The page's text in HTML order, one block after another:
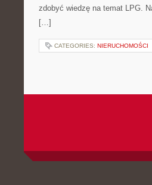
zdobyć wiedzę na temat LPG.
[…]
CATEGORIES: NIERUCHOMOŚCI